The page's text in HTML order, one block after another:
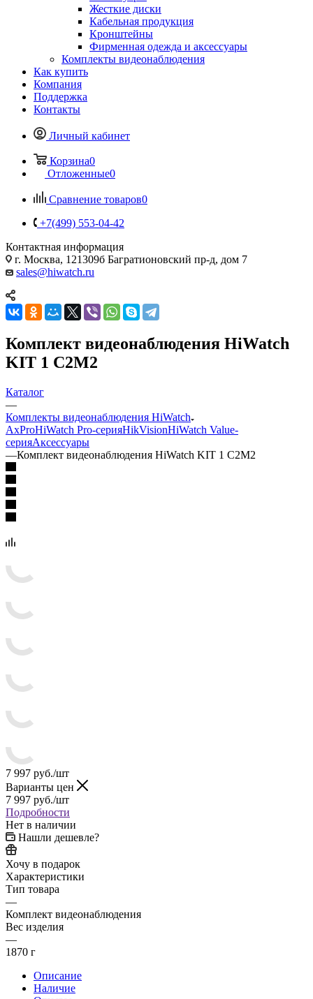
Жесткие диски
Кабельная продукция
Кронштейны
Фирменная одежда и аксессуары
Комплекты видеонаблюдения
Как купить
Компания
Поддержка
Контакты
Личный кабинет
Корзина0
Отложенные0
Сравнение товаров0
+7(499) 553-04-42
Контактная информация
г. Москва, 121309б Багратионовский пр-д, дом 7
sales@hiwatch.ru
Комплект видеонаблюдения HiWatch
KIT 1 C2M2
Каталог
—
Комплекты видеонаблюдения HiWatch
AxProHiWatch Pro-серияHikVisionHiWatch Value-
серияАксессуары
—Комплект видеонаблюдения HiWatch KIT 1 C2M2
7 997 руб./шт
Варианты цен
7 997 руб./шт
Подробности
Нет в наличии
Нашли дешевле?
Хочу в подарок
Характеристики
Тип товара
—
Комплект видеонаблюдения
Вес изделия
—
1870 г
Описание
Наличие